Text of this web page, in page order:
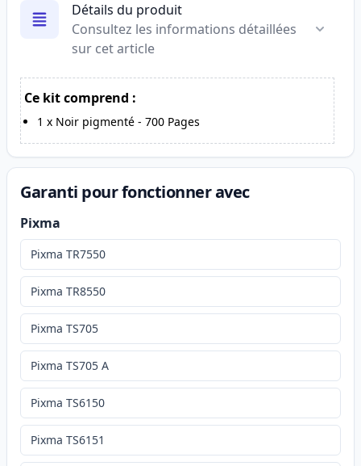
Détails du produit
Consultez les informations détaillées
sur cet article
Ce kit comprend :
1 x Noir pigmenté - 700 Pages
Garanti pour fonctionner avec
Pixma
Pixma TR7550
Pixma TR8550
Pixma TS705
Pixma TS705 A
Pixma TS6150
Pixma TS6151